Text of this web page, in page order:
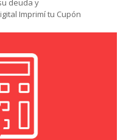
deuda y
Imprimí tu Cupón